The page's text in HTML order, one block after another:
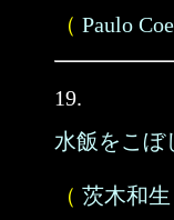
（ Paulo
19.
水飯をこぼ
（ 茨木和生